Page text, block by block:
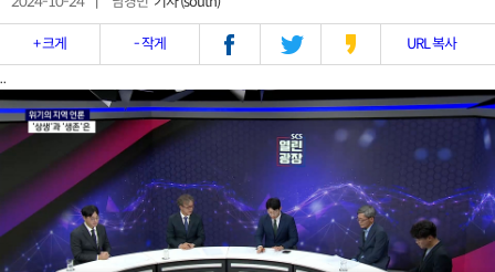
+ 크게 - 작게 URL 복사
..